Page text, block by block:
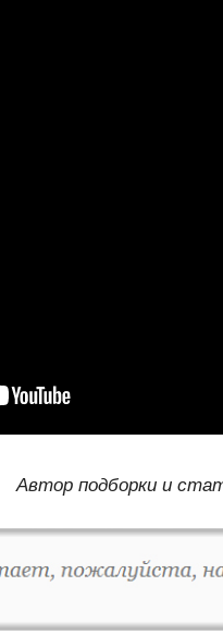
Автор подборки и